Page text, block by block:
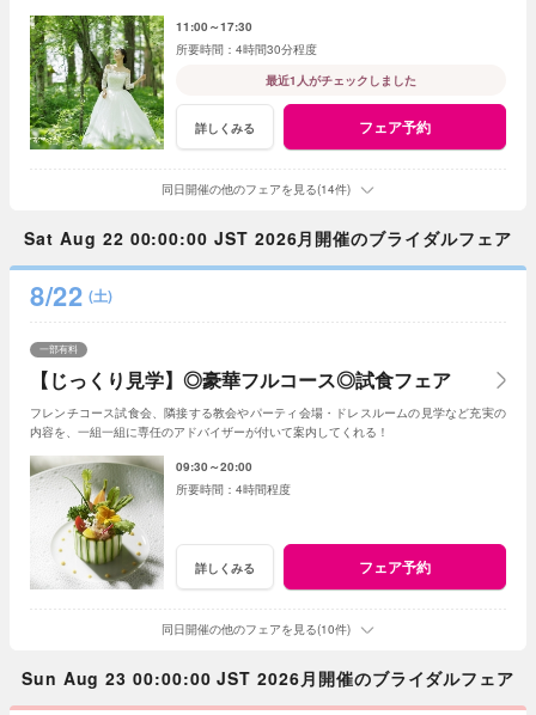
11:00～17:30
4時間30分程度
最近1人がチェックしました
詳しくみる フェア予約
同日開催の他のフェアを見る(14件)
Sat Aug 22 00:00:00 JST 2026月開催のブライダルフェア
8/22 (土)
【じっくり見学】◎豪華フルコース◎試食フェア
一部有料
フレンチコース試食会、隣接する教会やパーティ会場・ドレスルームの見学など充実の
内容を、一組一組に専任のアドバイザーが付いて案内してくれる！
09:30～20:00
4時間程度
詳しくみる フェア予約
同日開催の他のフェアを見る(10件)
Sun Aug 23 00:00:00 JST 2026月開催のブライダルフェア